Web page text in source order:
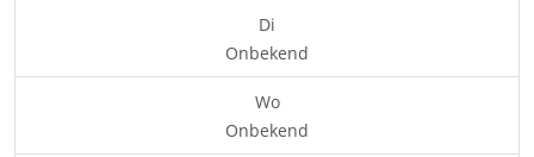
Di
Onbekend
Wo
Onbekend